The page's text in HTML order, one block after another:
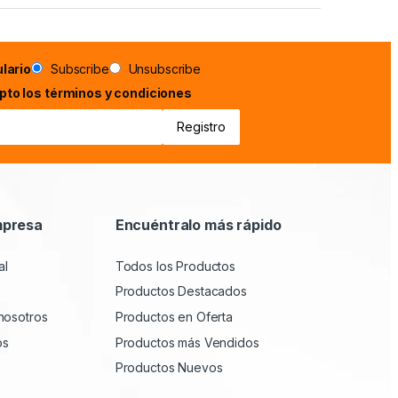
Subscribe
Unsubscribe
los términos y condiciones
Encuéntralo más rápido
Todos los Productos
Productos Destacados
Productos en Oferta
Productos más Vendidos
Productos Nuevos